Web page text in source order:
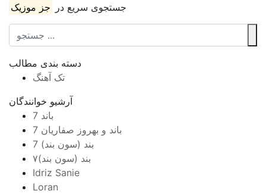
جستجوی سریع در جز موزیک
دسته بندی مطالب
تک آهنگ
آرشیو خوانندگان
7 باند
7 باند و بهروز صفاریان
7 بند (سون بند)
۷بند (سون بند)
Idriz Sanie
Loran